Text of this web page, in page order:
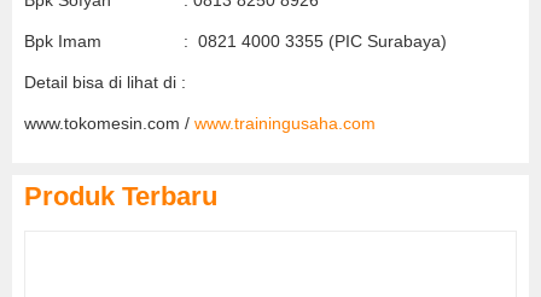
Bpk Imam : 0821 4000 3355 (PIC Surabaya)
Detail bisa di lihat di :
www.tokomesin.com / www.trainingusaha.com
Produk Terbaru